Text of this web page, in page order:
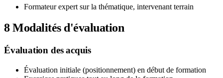
Formateur expert sur la thématique, intervenant terrain
8Modalités d'évaluation
Évaluation des acquis
Évaluation initiale (positionnement) en début de formation